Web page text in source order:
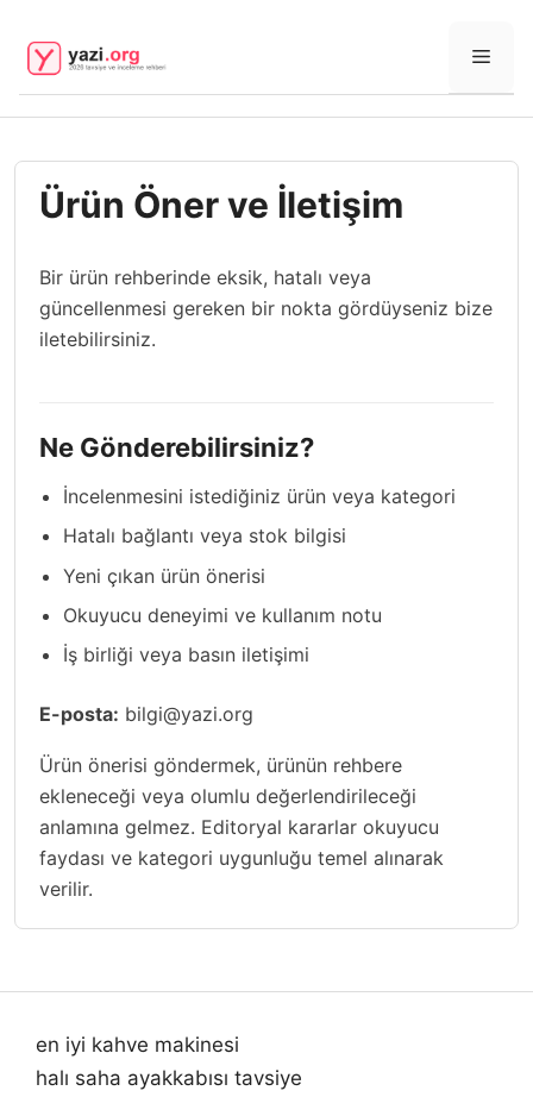
atla
Ürün Öner ve İletişim
Bir ürün rehberinde eksik, hatalı veya
güncellenmesi gereken bir nokta gördüyseniz bize
iletebilirsiniz.
Ne Gönderebilirsiniz?
İncelenmesini istediğiniz ürün veya kategori
Hatalı bağlantı veya stok bilgisi
Yeni çıkan ürün önerisi
Okuyucu deneyimi ve kullanım notu
İş birliği veya basın iletişimi
E-posta: bilgi@yazi.org
Ürün önerisi göndermek, ürünün rehbere
ekleneceği veya olumlu değerlendirileceği
anlamına gelmez. Editoryal kararlar okuyucu
faydası ve kategori uygunluğu temel alınarak
verilir.
en iyi kahve makinesi
halı saha ayakkabısı tavsiye